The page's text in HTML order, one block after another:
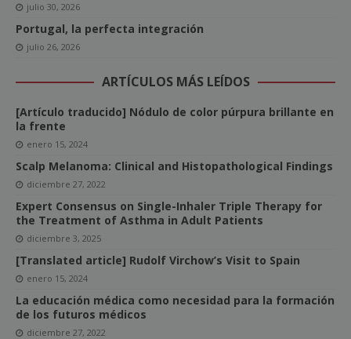
julio 30, 2026
Portugal, la perfecta integración
julio 26, 2026
ARTÍCULOS MÁS LEÍDOS
[Artículo traducido] Nódulo de color púrpura brillante en
la frente
enero 15, 2024
Scalp Melanoma: Clinical and Histopathological Findings
diciembre 27, 2022
Expert Consensus on Single-Inhaler Triple Therapy for
the Treatment of Asthma in Adult Patients
diciembre 3, 2025
[Translated article] Rudolf Virchow’s Visit to Spain
enero 15, 2024
La educación médica como necesidad para la formación
de los futuros médicos
diciembre 27, 2022